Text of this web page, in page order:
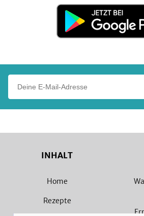
Jetzt
Google
INHALT
Home
Rezepte